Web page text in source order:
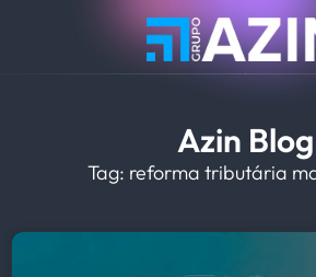
Azin Blog
Tag: reforma tributária